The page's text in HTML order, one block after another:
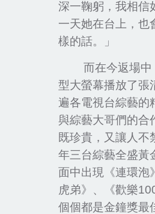
深一鞠躬，我相信
一天她在台上，也
樣的話。」
而在今返場
型大螢幕播放了張
遍各電視台綜藝的
與綜藝大哥們的合
既珍貴，又讓人不
年三台綜藝全盛黃
面中出現《連環泡
虎弟》、《歡樂
個個都是金鐘獎最